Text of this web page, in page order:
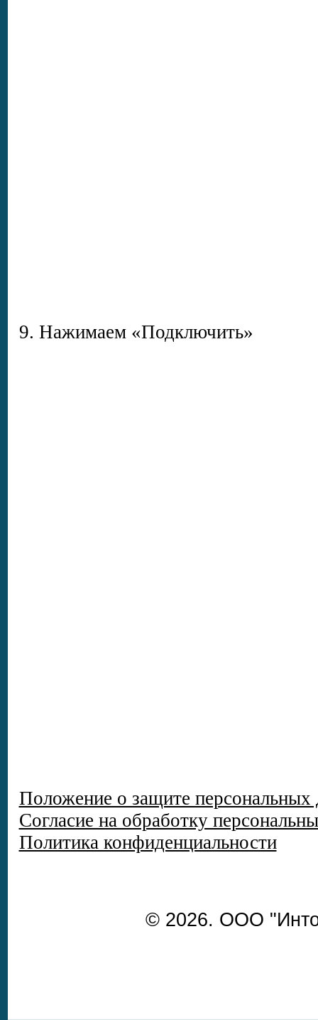
9. Нажимаем «Подключить»
Положение о защите персональных
Согласие на обработку
Политика конфиденциальности
© 2026. ООО